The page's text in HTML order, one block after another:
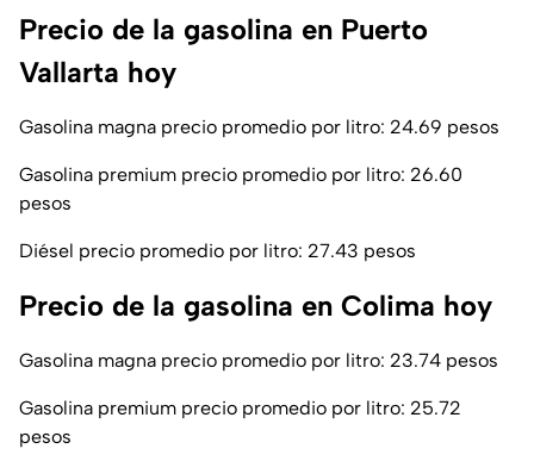
Precio de la gasolina en Puerto
Vallarta hoy
Gasolina magna precio promedio por litro: 24.69 pesos
Gasolina premium precio promedio por litro: 26.60
pesos
Diésel precio promedio por litro: 27.43 pesos
Precio de la gasolina en Colima hoy
Gasolina magna precio promedio por litro: 23.74 pesos
Gasolina premium precio promedio por litro: 25.72
pesos